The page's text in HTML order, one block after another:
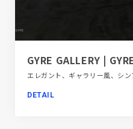
GYRE GALLERY |
DETAIL